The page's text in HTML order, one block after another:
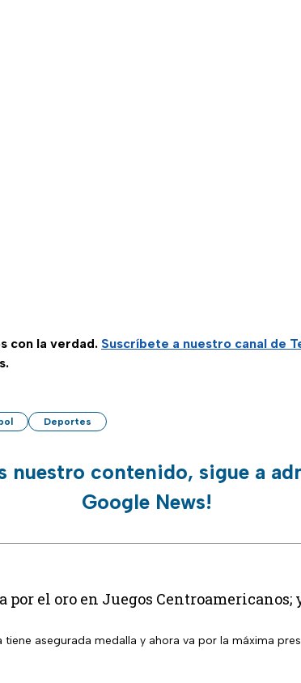
con la verdad. Suscríbete a nuestro canal de
Deportes
nuestro contenido, sigue a
Google News!
el oro en Juegos Centroamericanos;
tiene asegurada medalla y ahora va por la máxima